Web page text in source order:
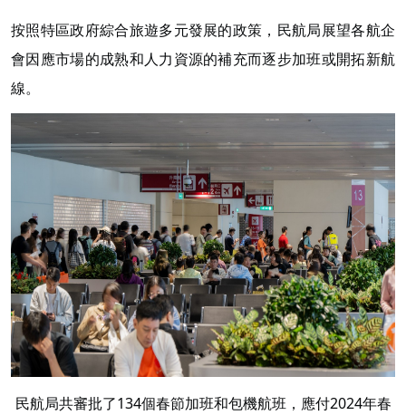
按照特區政府綜合旅遊多元發展的政策，民航局展望各航企
會因應市場的成熟和人力資源的補充而逐步加班或開拓新航
線。
民航局共審批了134個春節加班和包機航班，應付2024年春